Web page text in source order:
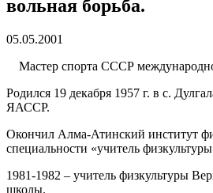
вольная борьба.
05.05.2001
Мастер спорта СССР
Родился 19 декабря 1957 г. в с.
ЯАССР.
Окончил Алма-Атинский институт
специальности «учитель
1981-1982 – учитель физкультуры
школы.